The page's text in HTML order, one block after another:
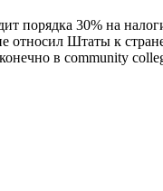
порядка 30% на
относил Штаты к
в community